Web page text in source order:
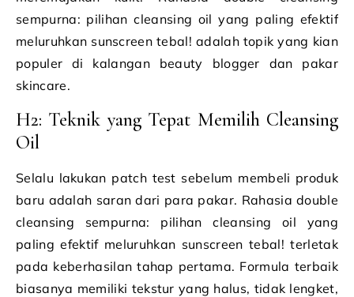
sempurna: pilihan cleansing oil yang paling efektif
meluruhkan sunscreen tebal! adalah topik yang kian
populer di kalangan beauty blogger dan pakar
skincare.
H2: Teknik yang Tepat Memilih Cleansing
Oil
Selalu lakukan patch test sebelum membeli produk
baru adalah saran dari para pakar. Rahasia double
cleansing sempurna: pilihan cleansing oil yang
paling efektif meluruhkan sunscreen tebal! terletak
pada keberhasilan tahap pertama. Formula terbaik
biasanya memiliki tekstur yang halus, tidak lengket,